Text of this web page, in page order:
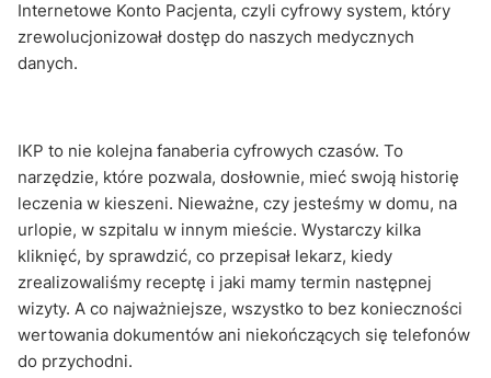
Internetowe Konto Pacjenta, czyli cyfrowy system, który
zrewolucjonizował dostęp do naszych medycznych
danych.
IKP to nie kolejna fanaberia cyfrowych czasów. To
narzędzie, które pozwala, dosłownie, mieć swoją historię
leczenia w kieszeni. Nieważne, czy jesteśmy w domu, na
urlopie, w szpitalu w innym mieście. Wystarczy kilka
kliknięć, by sprawdzić, co przepisał lekarz, kiedy
zrealizowaliśmy receptę i jaki mamy termin następnej
wizyty. A co najważniejsze, wszystko to bez konieczności
wertowania dokumentów ani niekończących się telefonów
do przychodni.